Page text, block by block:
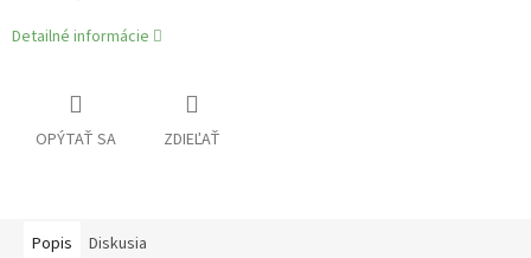
Detailné informácie
OPÝTAŤ SA ZDIEĽAŤ
Popis Diskusia